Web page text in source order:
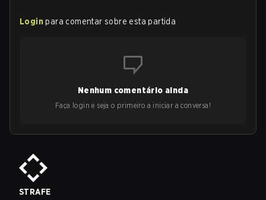
Login para comentar sobre esta partida
Nenhum comentário ainda
Faça login e seja o primeiro a iniciar a conversa!
STRAFE